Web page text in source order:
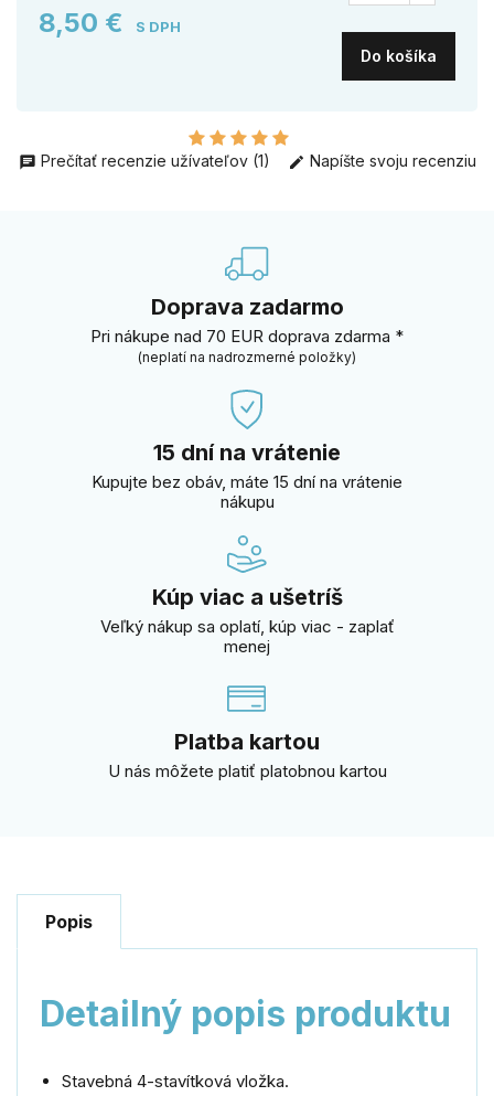
8,50 € S DPH
Do košíka
Prečítať recenzie užívateľov (1) Napíšte svoju recenziu
Doprava zadarmo
Pri nákupe nad 70 EUR doprava zdarma *
(neplatí na nadrozmerné položky)
15 dní na vrátenie
Kupujte bez obáv, máte 15 dní na vrátenie
nákupu
Kúp viac a ušetríš
Veľký nákup sa oplatí, kúp viac - zaplať
menej
Platba kartou
U nás môžete platiť platobnou kartou
Popis
Detailný popis produktu
Stavebná 4-stavítková vložka.